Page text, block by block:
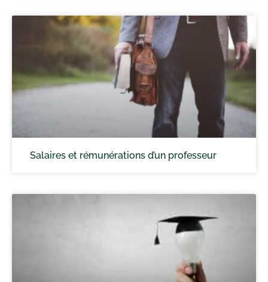
Salaires et rémunérations d’un professeur